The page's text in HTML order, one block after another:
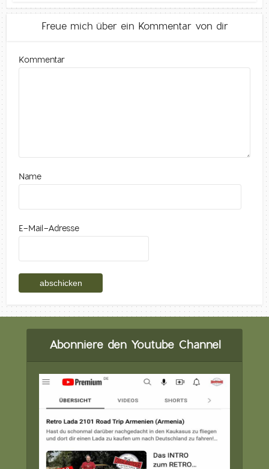
Freue mich über ein Kommentar von dir
Kommentar
Name
E-Mail-Adresse
Abonniere den Youtube Channel